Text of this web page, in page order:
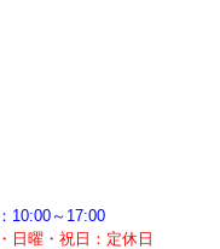
10:00～17:00
日曜・祝日：定休日